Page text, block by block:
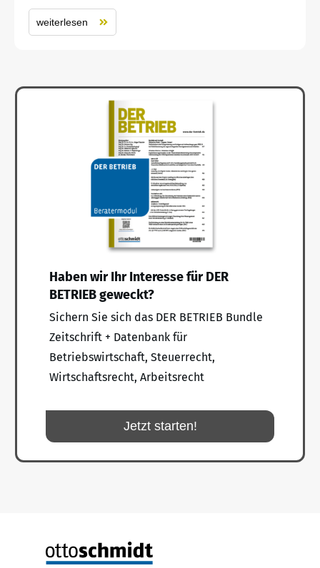
weiterlesen
Haben wir Ihr Interesse für DER
BETRIEB geweckt?
Sichern Sie sich das DER BETRIEB Bundle
Zeitschrift + Datenbank für
Betriebswirtschaft, Steuerrecht,
Wirtschaftsrecht, Arbeitsrecht
Jetzt starten!